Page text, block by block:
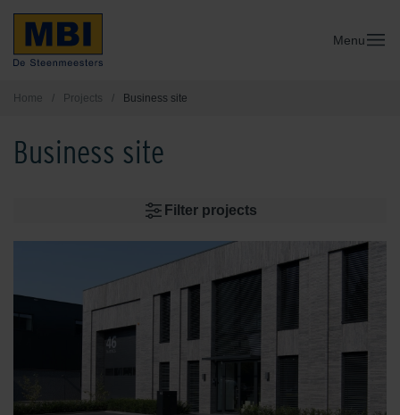
Menu
Home / Projects / Business site
Business site
Filter projects